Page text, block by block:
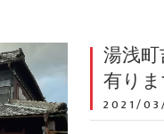
湯浅
有り
2021/